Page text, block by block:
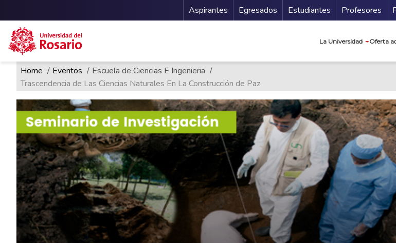
Pasar al contenido principal
Menu Secundario
Aspirantes Egresados Estudiantes Profesores
La Universidad Oferta
Ruta de navegación
Home Eventos
Escuela de Ciencias E Ingenieria
Trascendencia de Las Ciencias Naturales En La Construcción de Paz